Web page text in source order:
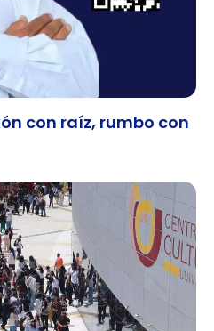
con raíz, rumbo con